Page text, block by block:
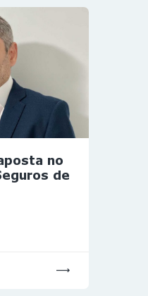
no
de